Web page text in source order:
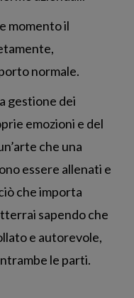
momento il
normale.
gestione dei
emozioni e del
che una
essere allenati e
che importa
sapendo che
e autorevole,
le parti.